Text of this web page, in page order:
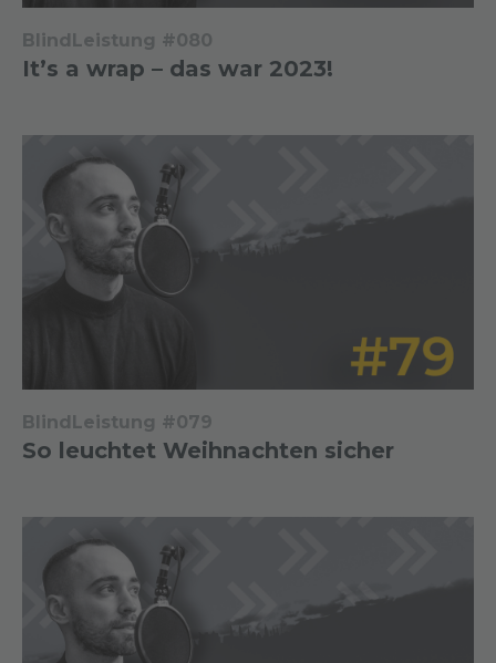
BlindLeistung #080
It’s a wrap – das war 2023!
BlindLeistung #079
So leuchtet Weihnachten sicher